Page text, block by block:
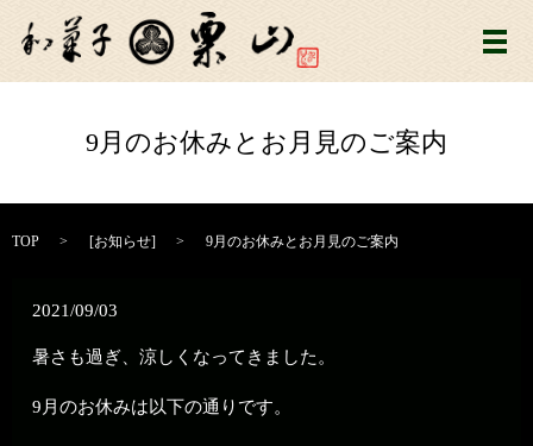
メ
9月のお休みとお月見のご案内
TOP [お知らせ] 9月のお休みとお月見のご案内
2021/09/03
暑さも過ぎ、涼しくなってきました。
9月のお休みは以下の通りです。